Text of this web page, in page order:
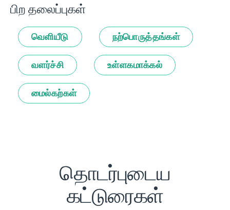
பிற தலைப்புகள்
வெளியீடு நற்பொருத்தங்கள்
வளர்ச்சி உள்ளகமாக்கல்
மைல்கற்கள்
தொடர்புடைய
கட்டுரைகள்